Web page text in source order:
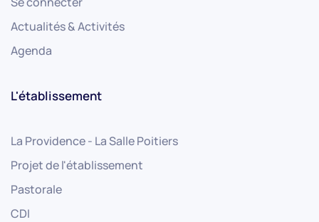
Actualités & Activités
Agenda
L'établissement
La Providence - La Salle Poitiers
Projet de l'établissement
Pastorale
CDI